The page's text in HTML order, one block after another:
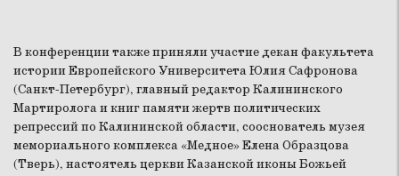
В конференции также приняли участие декан факультета
истории Европейского Университета Юлия Сафронова
(Санкт-Петербург), главный редактор Калининского
Мартиролога и книг памяти жертв политических
репрессий по Калининской области, сооснователь музея
мемориального комплекса «Медное» Елена Образцова
(Тверь), настоятель церкви Казанской иконы Божьей